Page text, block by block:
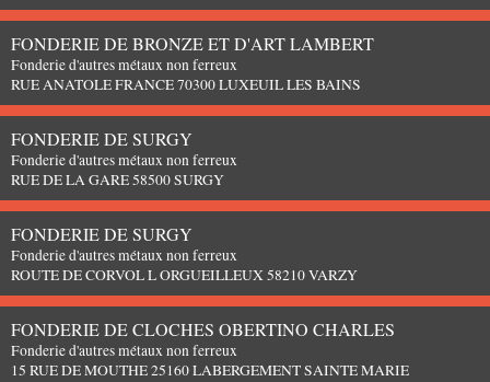
FONDERIE DE BRONZE ET D'ART LAMBERT
Fonderie d'autres métaux non ferreux
RUE ANATOLE FRANCE 70300 LUXEUIL LES BAINS
FONDERIE DE SURGY
Fonderie d'autres métaux non ferreux
RUE DE LA GARE 58500 SURGY
FONDERIE DE SURGY
Fonderie d'autres métaux non ferreux
ROUTE DE CORVOL L ORGUEILLEUX 58210 VARZY
FONDERIE DE CLOCHES OBERTINO CHARLES
Fonderie d'autres métaux non ferreux
15 RUE DE MOUTHE 25160 LABERGEMENT SAINTE MARIE